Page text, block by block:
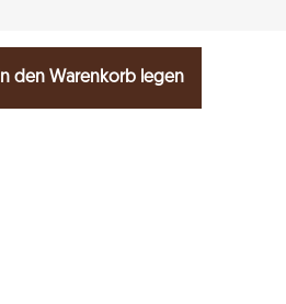
In den Warenkorb legen